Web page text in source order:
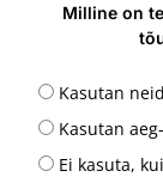
Milline on
Kasutan
Kasutan
Ei kasuta,